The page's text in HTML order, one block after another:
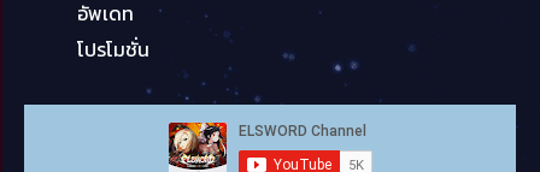
อัพเดท
โปรโมชั่น